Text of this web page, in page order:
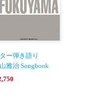
ー弾き語り
雅治 Songbook